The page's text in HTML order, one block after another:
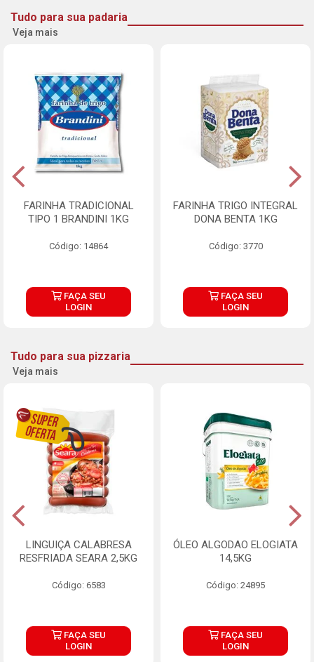
Tudo para sua padaria
Veja mais
FARINHA TRADICIONAL
TIPO 1 BRANDINI 1KG
Código: 14864
FAÇA SEU
LOGIN
FARINHA TRIGO INTEGRAL
DONA BENTA 1KG
Código: 3770
FAÇA SEU
LOGIN
Tudo para sua pizzaria
Veja mais
LINGUIÇA CALABRESA
RESFRIADA SEARA 2,5KG
Código: 6583
FAÇA SEU
LOGIN
ÓLEO ALGODAO ELOGIATA
14,5KG
Código: 24895
FAÇA SEU
LOGIN